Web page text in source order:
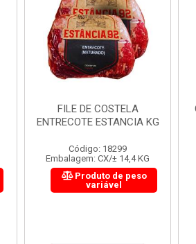
CUPIM BOV CONG B PUL
KG
Código: 19965
Embalagem: CX/± 18,36 KG
Produto de peso
variável